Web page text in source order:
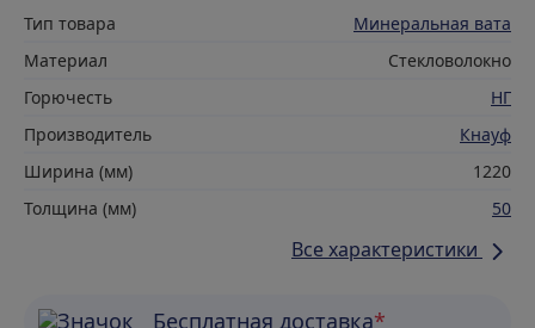
Тип товара
Минеральная вата
Материал
Стекловолокно
Горючесть
НГ
Производитель
Кнауф
Ширина (мм)
1220
Толщина (мм)
50
Все характеристики
Бесплатная доставка*